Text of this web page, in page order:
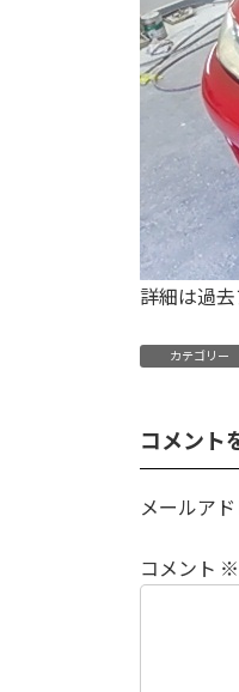
詳細は過去
カテゴリー
コメント
メールア
コメント ※